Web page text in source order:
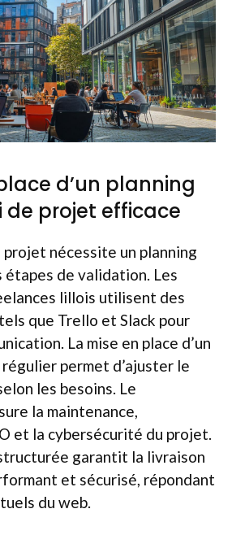
d’un planning
de projet efficace
projet nécessite un planning
de validation. Les
lillois utilisent des
que Trello et Slack pour
La mise en place d’un
permet d’ajuster le
les besoins. Le
la maintenance,
et la cybersécurité du projet.
garantit la livraison
et sécurisé, répondant
du web.